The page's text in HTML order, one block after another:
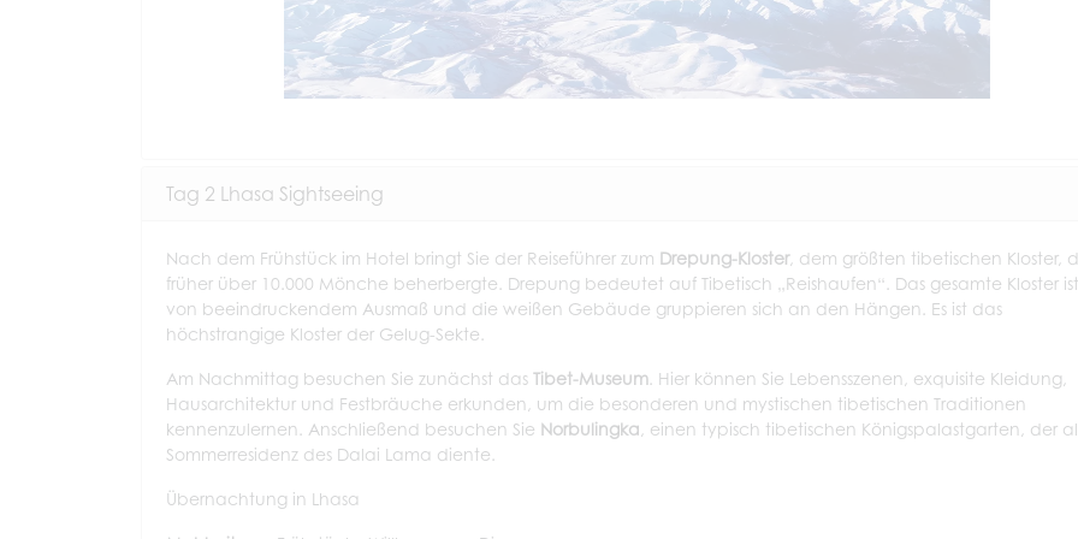
Tag 2 Lhasa Sightseeing
Nach dem Frühstück im Hotel bringt Sie der Reiseführer zum Drepung-Kloster, dem größten tibetischen Kloster,
früher über 10.000 Mönche beherbergte. Drepung bedeutet auf Tibetisch „Reishaufen“. Das gesamte Kloster ist
von beeindruckendem Ausmaß und die weißen Gebäude gruppieren sich an den Hängen. Es ist das
höchstrangige Kloster der Gelug-Sekte.
Am Nachmittag besuchen Sie zunächst das Tibet-Museum . Hier können Sie Lebensszenen, exquisite Kleidung,
Hausarchitektur und Festbräuche erkunden, um die besonderen und mystischen tibetischen Traditionen
kennenzulernen. Anschließend besuchen Sie Norbulingka, einen typisch tibetischen Königspalastgarten, der
Sommerresidenz des Dalai Lama diente.
Übernachtung in Lhasa